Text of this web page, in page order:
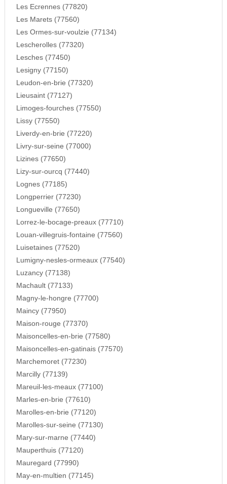
Les Ecrennes (77820)
Les Marets (77560)
Les Ormes-sur-voulzie (77134)
Lescherolles (77320)
Lesches (77450)
Lesigny (77150)
Leudon-en-brie (77320)
Lieusaint (77127)
Limoges-fourches (77550)
Lissy (77550)
Liverdy-en-brie (77220)
Livry-sur-seine (77000)
Lizines (77650)
Lizy-sur-ourcq (77440)
Lognes (77185)
Longperrier (77230)
Longueville (77650)
Lorrez-le-bocage-preaux (77710)
Louan-villegruis-fontaine (77560)
Luisetaines (77520)
Lumigny-nesles-ormeaux (77540)
Luzancy (77138)
Machault (77133)
Magny-le-hongre (77700)
Maincy (77950)
Maison-rouge (77370)
Maisoncelles-en-brie (77580)
Maisoncelles-en-gatinais (77570)
Marchemoret (77230)
Marcilly (77139)
Mareuil-les-meaux (77100)
Marles-en-brie (77610)
Marolles-en-brie (77120)
Marolles-sur-seine (77130)
Mary-sur-marne (77440)
Mauperthuis (77120)
Mauregard (77990)
May-en-multien (77145)